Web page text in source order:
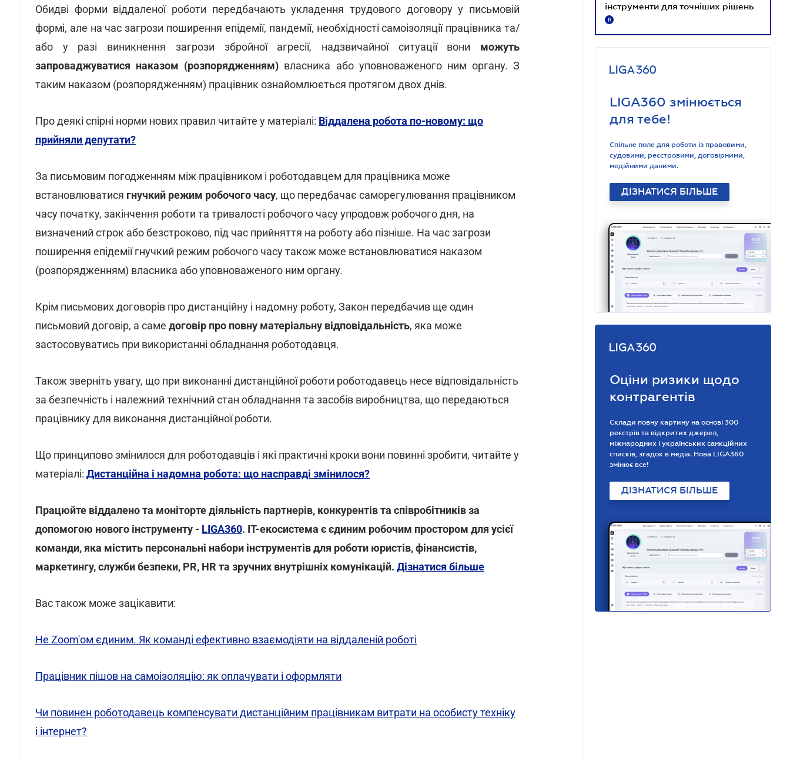
Обидві форми віддаленої роботи передбачають укладення трудового договору у письмовій
формі, але на час загрози поширення епідемії, пандемії, необхідності самоізоляції працівника та/
або у разі виникнення загрози збройної агресії, надзвичайної ситуації вони можуть
запроваджуватися наказом (розпорядженням) власника або уповноваженого ним органу. З
таким наказом (розпорядженням) працівник ознайомлюється протягом двох днів.
Про деякі спірні норми нових правил читайте у матеріалі: Віддалена робота по-новому: що
прийняли депутати?
За письмовим погодженням між працівником і роботодавцем для працівника може
встановлюватися гнучкий режим робочого часу, що передбачає саморегулювання працівником
часу початку, закінчення роботи та тривалості робочого часу упродовж робочого дня, на
визначений строк або безстроково, під час прийняття на роботу або пізніше. На час загрози
поширення епідемії гнучкий режим робочого часу також може встановлюватися наказом
(розпорядженням) власника або уповноваженого ним органу.
Крім письмових договорів про дистанційну і надомну роботу, Закон передбачив ще один
письмовий договір, а саме договір про повну матеріальну відповідальність, яка може
застосовуватись при використанні обладнання роботодавця.
Також зверніть увагу, що при виконанні дистанційної роботи роботодавець несе відповідальність
за безпечність і належний технічний стан обладнання та засобів виробництва, що передаються
працівнику для виконання дистанційної роботи.
Що принципово змінилося для роботодавців і які практичні кроки вони повинні зробити, читайте у
матеріалі: Дистанційна і надомна робота: що насправді змінилося?
Працюйте віддалено та моніторте діяльність партнерів, конкурентів та співробітників за
допомогою нового інструменту - LIGA360. IT-екосистема є єдиним робочим простором для усієї
команди, яка містить персональні набори інструментів для роботи юристів, фінансистів,
маркетингу, служби безпеки, PR, HR та зручних внутрішніх комунікацій. Дізнатися більше
Вас також може зацікавити:
Не Zoom'ом єдиним. Як команді ефективно взаємодіяти на віддаленій роботі
Працівник пішов на самоізоляцію: як оплачувати і оформляти
Чи повинен роботодавець компенсувати дистанційним працівникам витрати на особисту техніку
і інтернет?
інструменти для точніших рішень
R
LIGA360 змінюється
для тебе!
Спільне поле для роботи із правовими,
судовими, реєстровими, договірними,
медійними даними.
ДІЗНАТИСЯ БІЛЬШЕ
Оціни ризики щодо
контрагентів
Склади повну картину на основі 300
реєстрів та відкритих джерел,
міжнародних і українських санкційних
списків, згадок в медіа. Нова LIGA360
змінює все!
ДІЗНАТИСЯ БІЛЬШЕ